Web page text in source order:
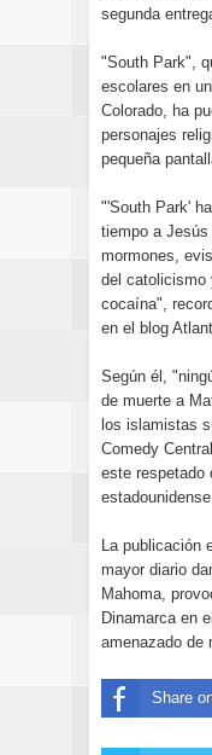
segunda
"South Park",
escolares en
Colorado, ha
personajes
pequeña
"'South Park'
tiempo a
mormones,
del catolicismo
cocaína",
en el blog
Según él,
de muerte a
los islamistas
Comedy
este respetado
La publicación
mayor diario
Mahoma,
Dinamarca en
amenazado de
Share